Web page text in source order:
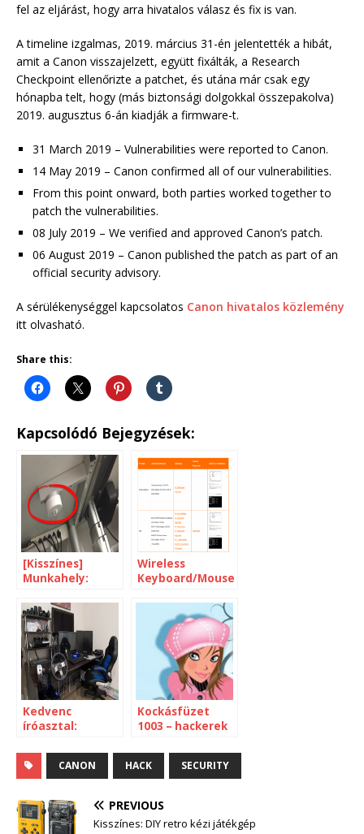
fel az eljárást, hogy arra hivatalos válasz és fix is van.
A timeline izgalmas, 2019. március 31-én jelentették a hibát,
amit a Canon visszajelzett, együtt fixálták, a Research
Checkpoint ellenőrizte a patchet, és utána már csak egy
hónapba telt, hogy (más biztonsági dolgokkal összepakolva)
2019. augusztus 6-án kiadják a firmware-t.
31 March 2019 – Vulnerabilities were reported to Canon.
14 May 2019 – Canon confirmed all of our vulnerabilities.
From this point onward, both parties worked together to
patch the vulnerabilities.
08 July 2019 – We verified and approved Canon’s patch.
06 August 2019 – Canon published the patch as part of an
official security advisory.
A sérülékenységgel kapcsolatos Canon hivatalos közlemény
itt olvasható.
Share this:
Kapcsolódó Bejegyzések:
[Kisszínes]
Munkahely:
IoT kütyü az
íróasztal alatt
Wireless
Keyboard/Mouse
Kedvenc
íróasztal:
munka a gép
előtt
Kockásfüzet
1003 – hackerek
CANON HACK SECURITY
PREVIOUS
Kisszínes: DIY retro kézi játékgép